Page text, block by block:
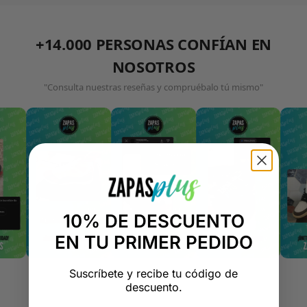
+14.000 PERSONAS CONFÍAN EN
NOSOTROS
"Consulta nuestras reseñas y compruébalo tú mismo"
10% DE DESCUENTO
EN TU PRIMER PEDIDO
Suscríbete y recibe tu código de
descuento.